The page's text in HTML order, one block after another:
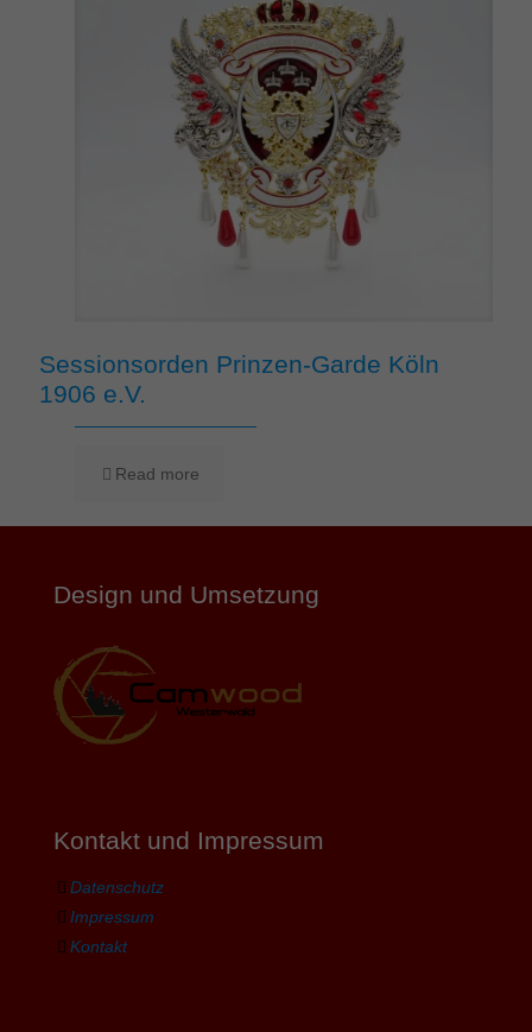
Sessionsorden Prinzen-Garde Köln
1906 e.V.
Read more
Design und Umsetzung
Kontakt und Impressum
Datenschutz
Impressum
Kontakt